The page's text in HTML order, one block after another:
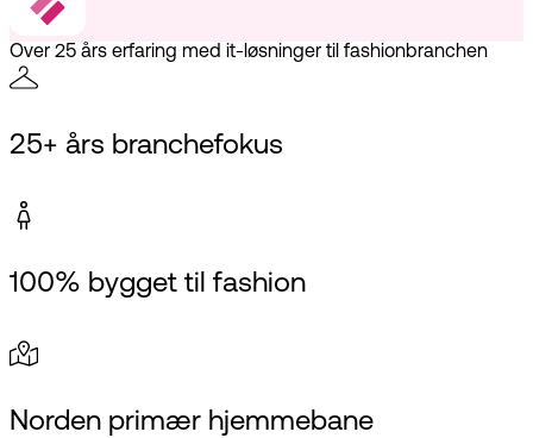
Over 25 års erfaring med it-løsninger til fashionbranchen
25+ års branchefokus
100% bygget til fashion
Norden primær hjemmebane